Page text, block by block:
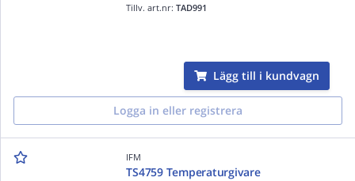
Tillv. art.nr:TAD991
Lägg till i kundvagn
Logga in eller registrera
IFM
TS4759 Temperaturgivare